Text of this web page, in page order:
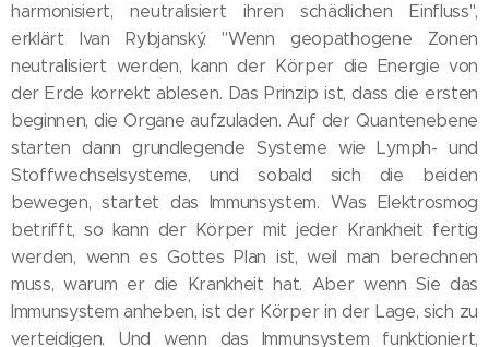
harmonisiert, neutralisiert ihren schädlichen Einfluss",
erklärt Ivan Rybjanský. "Wenn geopathogene Zonen
neutralisiert werden, kann der Körper die Energie von
der Erde korrekt ablesen. Das Prinzip ist, dass die ersten
beginnen, die Organe aufzuladen. Auf der Quantenebene
starten dann grundlegende Systeme wie Lymph- und
Stoffwechselsysteme, und sobald sich die beiden
bewegen, startet das Immunsystem. Was Elektrosmog
betrifft, so kann der Körper mit jeder Krankheit fertig
werden, wenn es Gottes Plan ist, weil man berechnen
muss, warum er die Krankheit hat. Aber wenn Sie das
Immunsystem anheben, ist der Körper in der Lage, sich zu
verteidigen. Und wenn das Immunsystem funktioniert,